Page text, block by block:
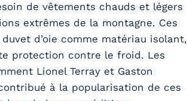
de vêtements chauds et légers
extrêmes de la montagne. Ces
d’oie comme matériau isolant,
protection contre le froid. Les
Lionel Terray et Gaston
à la popularisation de ces